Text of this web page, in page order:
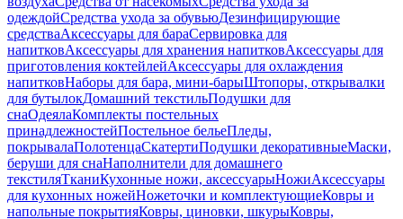
одеждойСредства ухода за обувьюДезинфицирующие
средстваАксессуары для бараСервировка для
напитковАксессуары для хранения напитковАксессуары для
приготовления коктейлейАксессуары для охлаждения
напитковНаборы для бара, мини-барыШтопоры, открывалки
для бутылокДомашний текстильПодушки для
снаОдеялаКомплекты постельных
принадлежностейПостельное бельеПледы,
покрывалаПолотенцаСкатертиПодушки декоративныеМаски,
беруши для снаНаполнители для домашнего
текстиляТканиКухонные ножи, аксессуарыНожиАксессуары
для кухонных ножейНожеточки и комплектующиеКовры и
напольные покрытияКовры, циновки, шкурыКовры,